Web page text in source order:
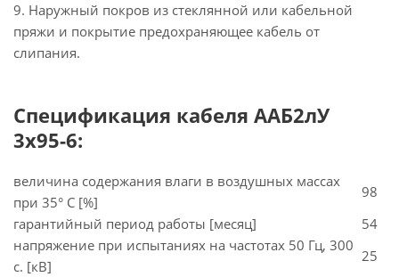
9. Наружный покров из стеклянной или кабельной
пряжи и покрытие предохраняющее кабель от
слипания.
Спецификация кабеля ААБ2лУ
3х95-6:
величина содержания влаги в воздушных массах
при 35° C [%]
98
гарантийный период работы [месяц]
54
напряжение при испытаниях на частотах 50 Гц, 300
с. [кВ]
25